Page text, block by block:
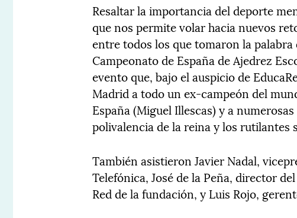
Resaltar la importancia del deporte
que nos permite volar hacia nuevos
entre todos los que tomaron la
Campeonato de España de Ajedrez
evento que, bajo el auspicio de
Madrid a todo un ex-campeón del
España (Miguel Illescas) y a
polivalencia de la reina y los rutilantes
También asistieron Javier Nadal,
Telefónica, José de la Peña, director
Red de la fundación, y Luis Rojo,